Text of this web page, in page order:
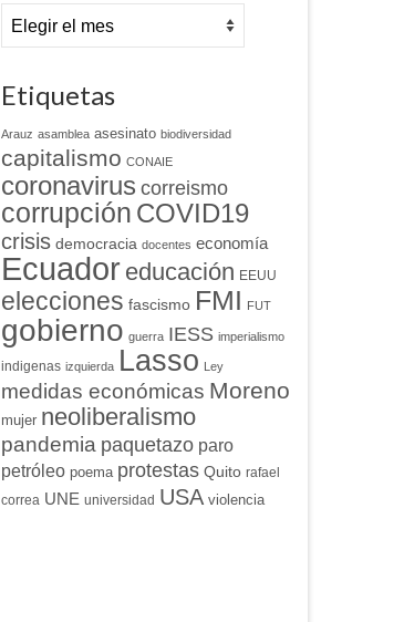
Archivo
Etiquetas
Arauz asamblea asesinato biodiversidad
capitalismo CONAIE
coronavirus correismo
corrupción COVID19
crisis democracia docentes economía
Ecuador educación EEUU
elecciones fascismo FMI FUT
gobierno guerra IESS imperialismo
indigenas izquierda Lasso Ley
medidas económicas Moreno
mujer neoliberalismo
pandemia paquetazo paro
petróleo poema protestas Quito rafael
correa UNE universidad USA violencia